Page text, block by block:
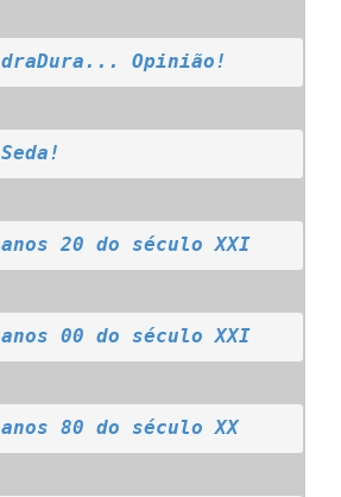
Opinião!
20 do século XXI
00 do século XXI
80 do século XX